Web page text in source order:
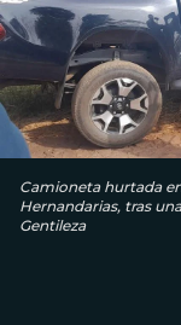
Camioneta hurtada
Hernandarias, tras
Gentileza